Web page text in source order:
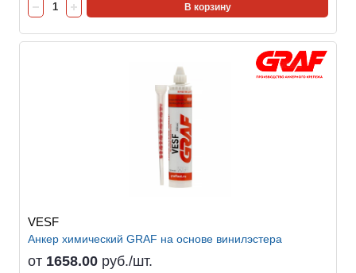
В корзину
VESF
Анкер химический GRAF на основе винилэстера
от 1658.00 руб./шт.